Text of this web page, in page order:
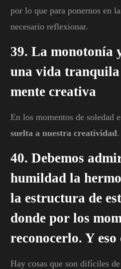
por lo que para ponernos en
necesario reflexionar.
39. La monotonía
una vida
mente creativa
En los momentos de soledad
suelta a nuestra creatividad.
40. Debemos
humildad la
la estructura de
donde por los
reconocerlo. Y eso
Hay cosas que son difíciles